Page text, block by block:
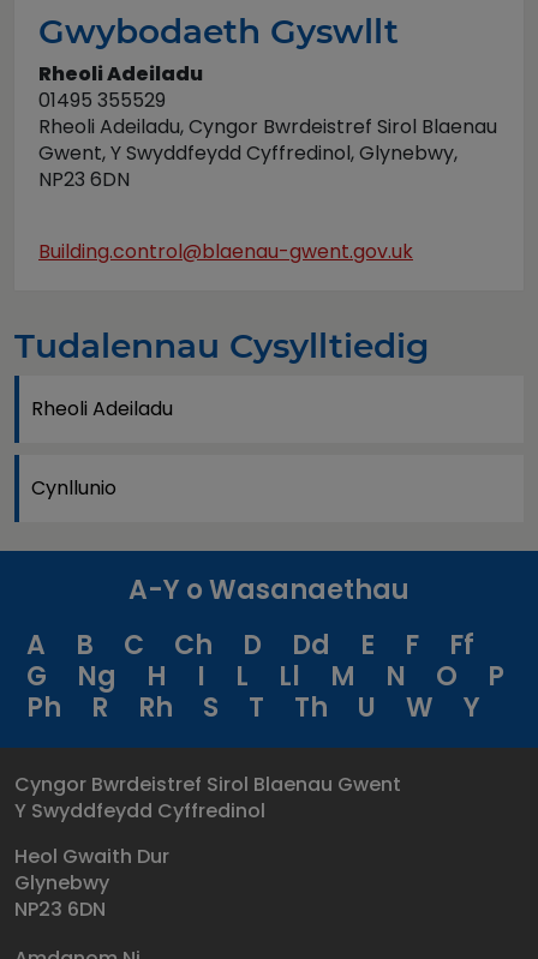
Gwybodaeth Gyswllt
Rheoli Adeiladu
01495 355529
Rheoli Adeiladu, Cyngor Bwrdeistref Sirol Blaenau
Gwent, Y Swyddfeydd Cyffredinol, Glynebwy,
NP23 6DN
Building.control@blaenau-gwent.gov.uk
Tudalennau Cysylltiedig
Rheoli Adeiladu
Cynllunio
A-Y o Wasanaethau
A
B C Ch D Dd E F
Ff
G
Ng H I L Ll M N O
P
Ph
R Rh S T Th U W Y
Cyngor Bwrdeistref Sirol Blaenau Gwent
Y Swyddfeydd Cyffredinol
Heol Gwaith Dur
Glynebwy
NP23 6DN